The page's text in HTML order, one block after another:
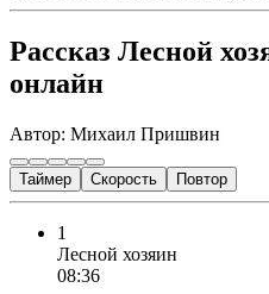
Рассказ Лесной
онлайн
Автор: Михаил Пришвин
Таймер Скорость Повтор
1
Лесной хозяин
08:36